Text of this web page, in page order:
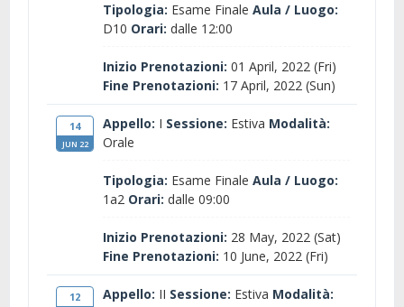
Tipologia: Esame Finale Aula / Luogo:
D10 Orari: dalle 12:00
Inizio Prenotazioni: 01 April, 2022 (Fri)
Fine Prenotazioni: 17 April, 2022 (Sun)
14
JUN 22
Appello: I Sessione: Estiva Modalità:
Orale
Tipologia: Esame Finale Aula / Luogo:
1a2 Orari: dalle 09:00
Inizio Prenotazioni: 28 May, 2022 (Sat)
Fine Prenotazioni: 10 June, 2022 (Fri)
12 Appello: II Sessione: Estiva Modalità: